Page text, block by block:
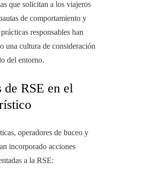
que solicitan a los viajeros
de comportamiento y
responsables han
una cultura de consideración
del entorno.
de RSE en el
operadores de buceo y
incorporado acciones
a la RSE: